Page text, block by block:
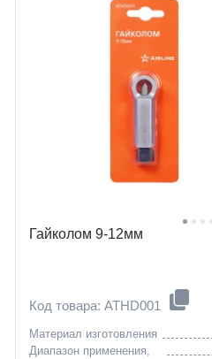
Гайколом 9-12мм
Код товара: ATHD001
Материал изготовления
Диапазон применения,